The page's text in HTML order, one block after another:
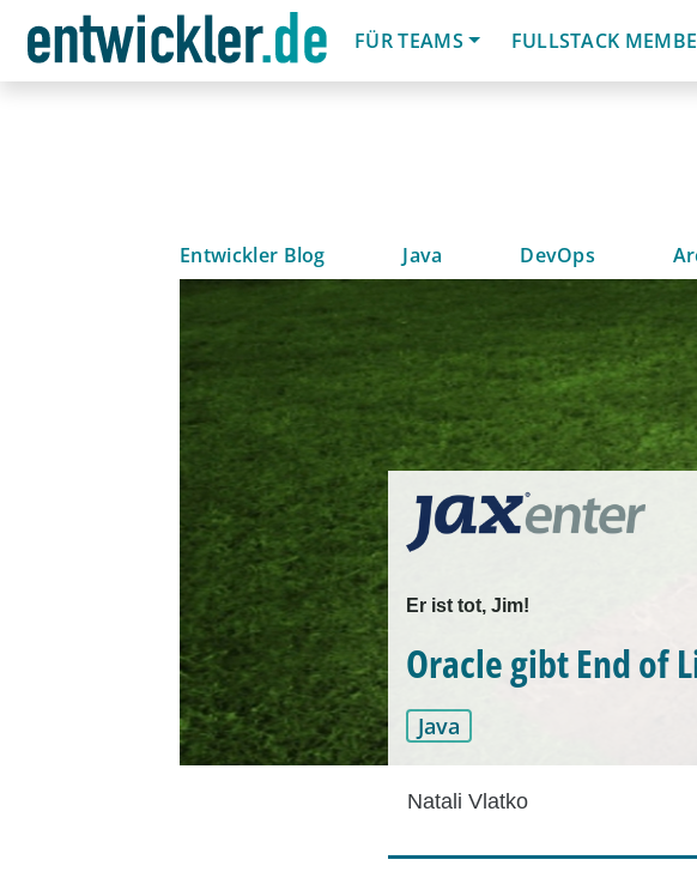
FÜR TEAMS
FULLSTACK
Entwickler Blog Java DevOps
Er ist tot, Jim!
Oracle gibt End of
Java
Natali Vlatko